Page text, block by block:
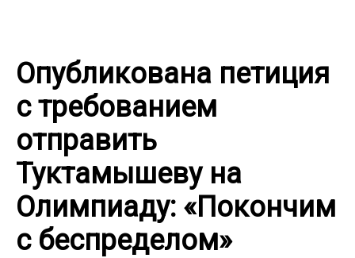
Опубликована петиция
с требованием
отправить
Туктамышеву на
Олимпиаду: «Покончим
с беспределом»